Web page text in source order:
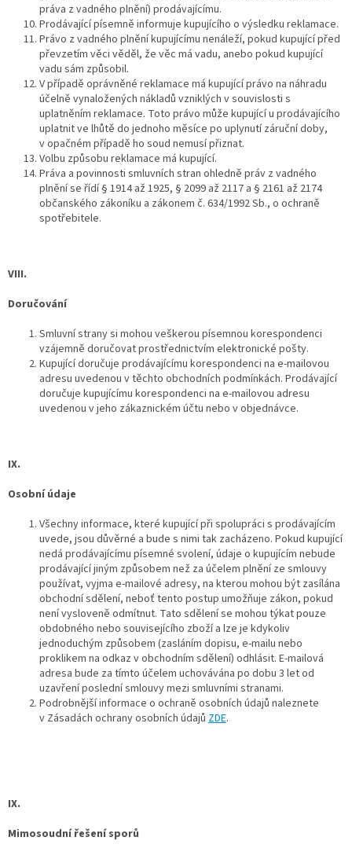
práva z vadného plnění) prodávajícímu.
Prodávající písemně informuje kupujícího o výsledku reklamace.
Právo z vadného plnění kupujícímu nenáleží, pokud kupující před
převzetím věci věděl, že věc má vadu, anebo pokud kupující
vadu sám způsobil.
V případě oprávněné reklamace má kupující právo na náhradu
účelně vynaložených nákladů vzniklých v souvislosti s
uplatněním reklamace. Toto právo může kupující u prodávajícího
uplatnit ve lhůtě do jednoho měsíce po uplynutí záruční doby,
v opačném případě ho soud nemusí přiznat.
Volbu způsobu reklamace má kupující.
Práva a povinnosti smluvních stran ohledně práv z vadného
plnění se řídí § 1914 až 1925, § 2099 až 2117 a § 2161 až 2174
občanského zákoníku a zákonem č. 634/1992 Sb., o ochraně
spotřebitele.
VIII.
Doručování
Smluvní strany si mohou veškerou písemnou korespondenci
vzájemně doručovat prostřednictvím elektronické pošty.
Kupující doručuje prodávajícímu korespondenci na e-mailovou
adresu uvedenou v těchto obchodních podmínkách. Prodávající
doručuje kupujícímu korespondenci na e-mailovou adresu
uvedenou v jeho zákaznickém účtu nebo v objednávce.
IX.
Osobní údaje
Všechny informace, které kupující při spolupráci s prodávajícím
uvede, jsou důvěrné a bude s nimi tak zacházeno. Pokud kupující
nedá prodávajícímu písemné svolení, údaje o kupujícím nebude
prodávající jiným způsobem než za účelem plnění ze smlouvy
používat, vyjma e-mailové adresy, na kterou mohou být zasílána
obchodní sdělení, neboť tento postup umožňuje zákon, pokud
není vysloveně odmítnut. Tato sdělení se mohou týkat pouze
obdobného nebo souvisejícího zboží a lze je kdykoliv
jednoduchým způsobem (zasláním dopisu, e-mailu nebo
proklikem na odkaz v obchodním sdělení) odhlásit. E-mailová
adresa bude za tímto účelem uchovávána po dobu 3 let od
uzavření poslední smlouvy mezi smluvními stranami.
Podrobnější informace o ochraně osobních údajů naleznete
v Zásadách ochrany osobních údajů ZDE.
IX.
Mimosoudní řešení sporů